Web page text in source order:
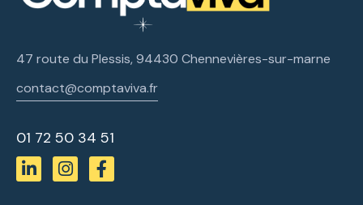
47 route du Plessis, 94430 Chennevières-sur-marne
contact@comptaviva.fr
01 72 50 34 51